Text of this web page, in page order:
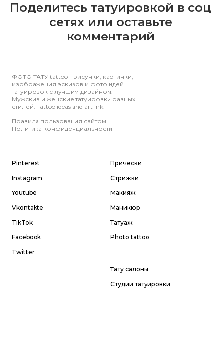
Поделитесь татуировкой в соц
сетях или оставьте
комментарий
ФОТО ТАТУ tattoo - рисунки, картинки,
изображения эскизов и фото идей
татуировок с лучшим дизайном.
Мужские и женские татуировки разных
стилей. Tattoo ideas and art ink.
Правила пользования сайтом
Политика конфиденциальности
Pinterest
Instagram
Youtube
Vkontakte
TikTok
Facebook
Twitter
Прически
Стрижки
Макияж
Маникюр
Татуаж
Photo tattoo
Тату салоны
Студии татуировки